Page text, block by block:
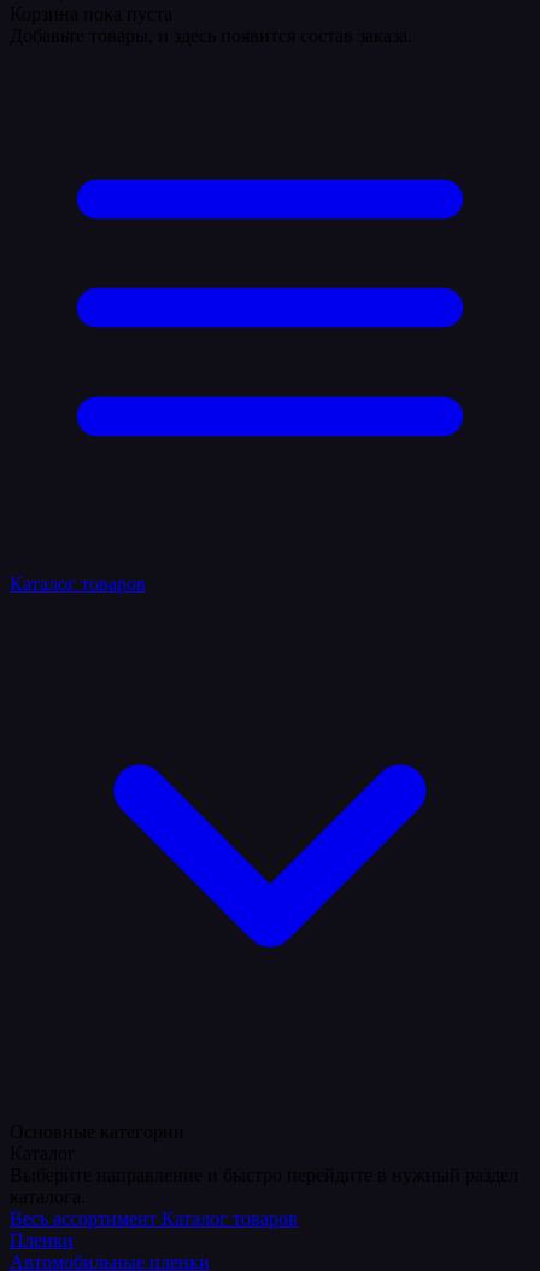
Каталог товаров
Весь ассортимент Каталог товаров
Пленки
Автомобильные пленки